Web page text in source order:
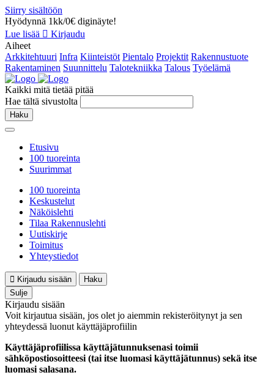
Siirry sisältöön
Hyödynnä 1kk/0€ diginäyte!
Lue lisää
Kirjaudu
Aiheet
Arkkitehtuuri Infra Kiinteistöt Pientalo Projektit Rakennustuote
Rakentaminen Suunnittelu Talotekniikka Talous Työelämä
Kaikki mitä tietää pitää
Hae tältä sivustolta
Haku
Etusivu
100 tuoreinta
Suurimmat
100 tuoreinta
Keskustelut
Näköislehti
Tilaa Rakennuslehti
Uutiskirje
Toimitus
Yhteystiedot
Kirjaudu sisään
Haku
Sulje
Kirjaudu sisään
Voit kirjautua sisään, jos olet jo aiemmin rekisteröitynyt ja sen
yhteydessä luonut käyttäjäprofiilin
Käyttäjäprofiilissa käyttäjätunnuksenasi toimii
sähköpostiosoitteesi (tai itse luomasi käyttäjätunnus) sekä itse
luomasi salasana.